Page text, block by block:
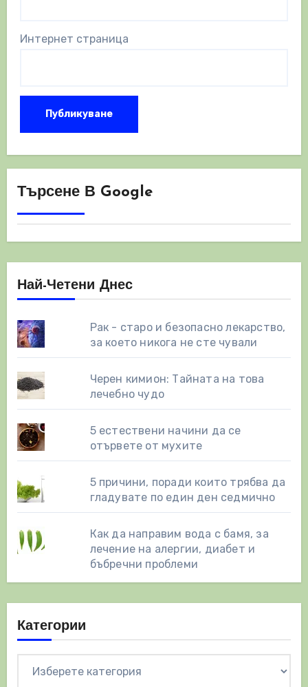
Интернет страница
Търсене В Google
Най-Четени Днес
Рак - старо и безопасно лекарство,
за което никога не сте чували
Черен кимион: Тайната на това
лечебно чудо
5 естествени начини да се
отървете от мухите
5 причини, поради които трябва да
гладувате по един ден седмично
Как да направим вода с бамя, за
лечение на алергии, диабет и
бъбречни проблеми
Категории